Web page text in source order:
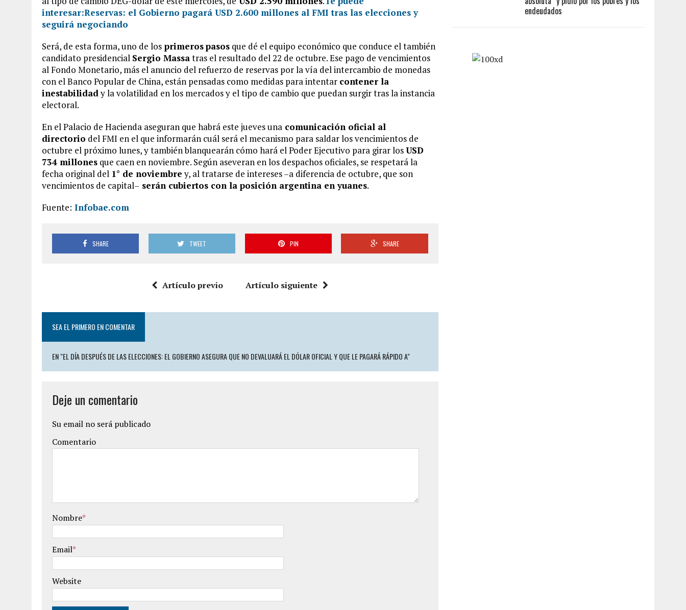
interesar:Reservas: el Gobierno pagará USD 2.600 millones al FMI tras las elecciones y
seguirá negociando
Será, de esta forma, uno de los primerospasos que dé el equipo económico que conduce el también
candidato presidencial Sergio Massatras el resultado del 22 de octubre. Ese pago de vencimientos
al Fondo Monetario, más el anuncio del refuerzo de reservas por la vía del intercambio de monedas
con el Banco Popular de China, están pensadas como medidas para intentar contener la
inestabilidady la volatilidad en los mercados y el tipo de cambio que puedan surgir tras la instancia
electoral.
En el Palacio de Hacienda aseguran que habrá este jueves una comunicación oficial al
directorio del FMI en el que informarán cuál será el mecanismo para saldar los vencimientos de
octubre el próximo lunes, y también blanquearán cómo hará el Poder Ejecutivo para girar losUSD
734 millones que caen en noviembre. Según aseveran en los despachos oficiales, se respetará la
fecha original del 1° de noviembrey, al tratarse de intereses –a diferencia de octubre, que son
vencimientos de capital– serán cubiertos con la posición argentina en yuanes.
Fuente: Infobae.com
SHARE TWEET PIN SHARE
Artículo previo Artículo siguiente
SEA EL PRIMERO EN COMENTAR
EN "EL DÍA DESPUÉS DE LAS ELECCIONES: EL GOBIERNO ASEGURA QUE NO DEVALUARÁ EL DÓLAR OFICIAL Y QUE LE PAGARÁ RÁPIDO A"
Deje un comentario
Su email no será publicado
Comentario
Nombre*
Email*
Website
endeudados